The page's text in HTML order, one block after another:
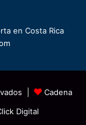
en Costa Rica
|
Cadena
Digital